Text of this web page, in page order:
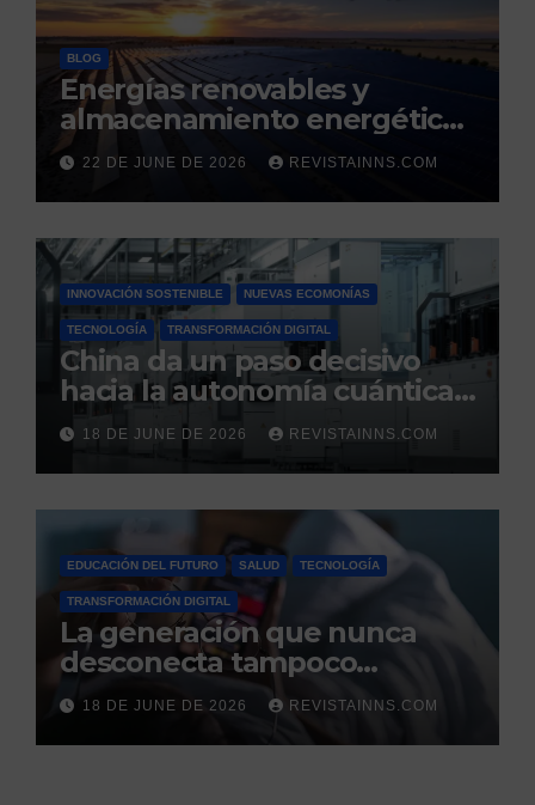
BLOG
Energías renovables y
almacenamiento energético:
la nueva columna vertebral
de la estabilidad del sistema
eléctrico español
22 DE JUNE DE 2026 REVISTAINNS.COM
INNOVACIÓN SOSTENIBLE NUEVAS ECOMONÍAS
TECNOLOGÍA TRANSFORMACIÓN DIGITAL
China da un paso decisivo
hacia la autonomía cuántica:
produce por primera vez el
silicio ultrapuro que sus
competidores controlaban
18 DE JUNE DE 2026 REVISTAINNS.COM
EDUCACIÓN DEL FUTURO SALUD TECNOLOGÍA
TRANSFORMACIÓN DIGITAL
La generación que nunca
desconecta tampoco
duerme
18 DE JUNE DE 2026 REVISTAINNS.COM